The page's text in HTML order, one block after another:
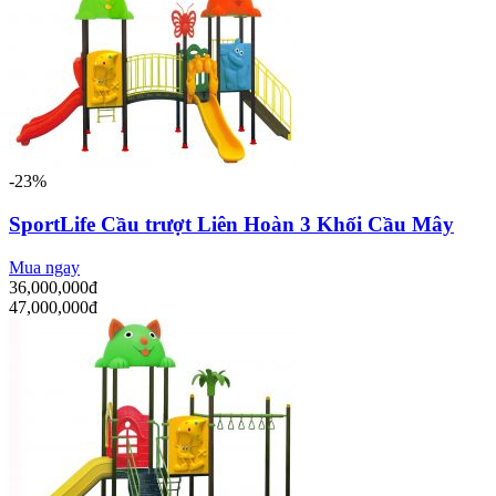
-23%
SportLife Cầu trượt Liên Hoàn 3 Khối Cầu Mây
Mua ngay
36,000,000đ
47,000,000đ